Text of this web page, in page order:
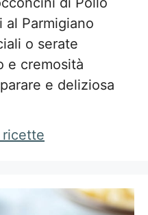
al Parmigiano
o serate
e cremosità
e deliziosa